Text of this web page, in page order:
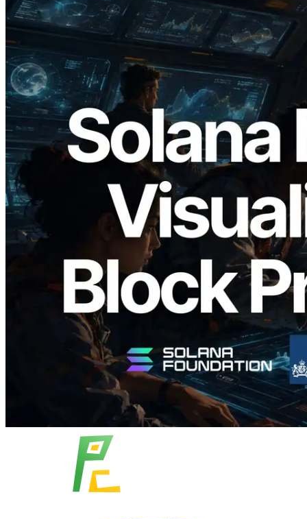
2026.05.24
Validators Solutions запускает Solana
Block Analyzer — визуализация
времени генерации блоков и
назначенных валидаторов на уровне
слотов
Читать статью